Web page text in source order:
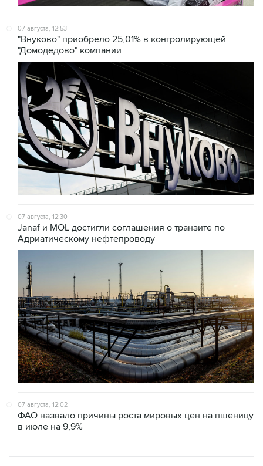
07 августа, 12:53
"Внуково" приобрело 25,01% в контролирующей
"Домодедово" компании
07 августа, 12:30
Janaf и MOL достигли соглашения о транзите по
Адриатическому нефтепроводу
07 августа, 12:02
ФАО назвало причины роста мировых цен на пшеницу
в июле на 9,9%